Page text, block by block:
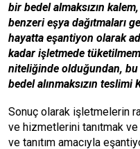
bir bedel almaksızın
benzeri eşya dağıtmaları
hayatta eşantiyon olarak
kadar işletmede
niteliğinde olduğundan,
bedel alınmaksızın teslimi
Sonuç olarak işletmelerin
ve hizmetlerini tanıtmak ve
ve tanıtım amacıyla